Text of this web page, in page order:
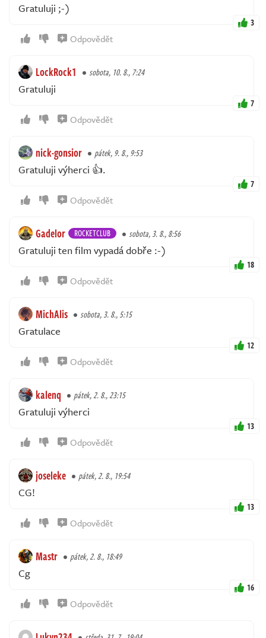
Gratuluji ;-)
3
Odpovědět
LockRock1 sobota, 10. 8., 7:24
Gratuluji
7
Odpovědět
nick-gonsior pátek, 9. 8., 9:53
Gratuluji výherci 👍.
7
Odpovědět
Gadelor ROCKETCLUB sobota, 3. 8., 8:56
Gratuluji ten film vypadá dobře :-)
18
Odpovědět
MichAlis sobota, 3. 8., 5:15
Gratulace
12
Odpovědět
kalenq pátek, 2. 8., 23:15
Gratuluji výherci
13
Odpovědět
joseleke pátek, 2. 8., 19:54
CG!
13
Odpovědět
Mastr pátek, 2. 8., 18:49
Cg
16
Odpovědět